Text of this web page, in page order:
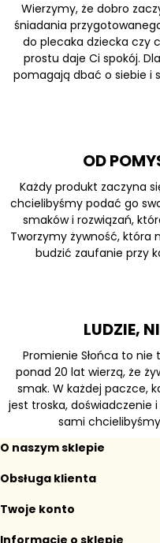
Wierzymy, że dobro
śniadania
do plecaka dziecka czy
prostu daje Ci spokój.
pomagają dbać o siebie i
OD
Każdy produkt zaczyna
chcielibyśmy podać go
smaków i rozwiązań,
Tworzymy żywność, która
budzić zaufanie przy
LUDZIE,
Promienie Słońca to nie
ponad 20 lat wierzą, że
smak. W każdej paczce,
jest troska,
sami
O naszym sklepie
Obsługa klienta
Twoje konto
Informacje o sklepie